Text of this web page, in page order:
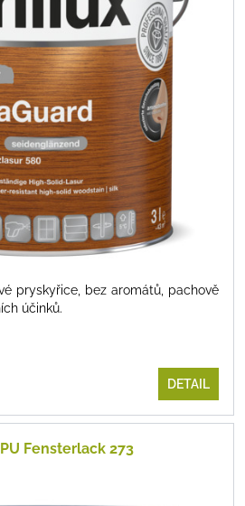
aromátů, pachově
účinků.
DETAIL
Fensterlack 273